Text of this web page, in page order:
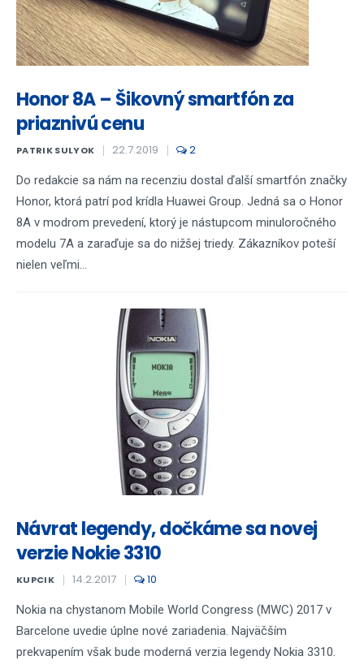
Honor 8A – Šikovný smartfón za
priaznivú cenu
PATRIK SULYOK 22.7.2019 2
Do redakcie sa nám na recenziu dostal ďalší smartfón značky
Honor, ktorá patrí pod krídla Huawei Group. Jedná sa o Honor
8A v modrom prevedení, ktorý je nástupcom minuloročného
modelu 7A a zaraďuje sa do nižšej triedy. Zákazníkov poteší
nielen veľmi...
Návrat legendy, dočkáme sa novej
verzie Nokie 3310
KUPCIK 14.2.2017 10
Nokia na chystanom Mobile World Congress (MWC) 2017 v
Barcelone uvedie úplne nové zariadenia. Najväčším
prekvapením však bude moderná verzia legendy Nokia 3310.